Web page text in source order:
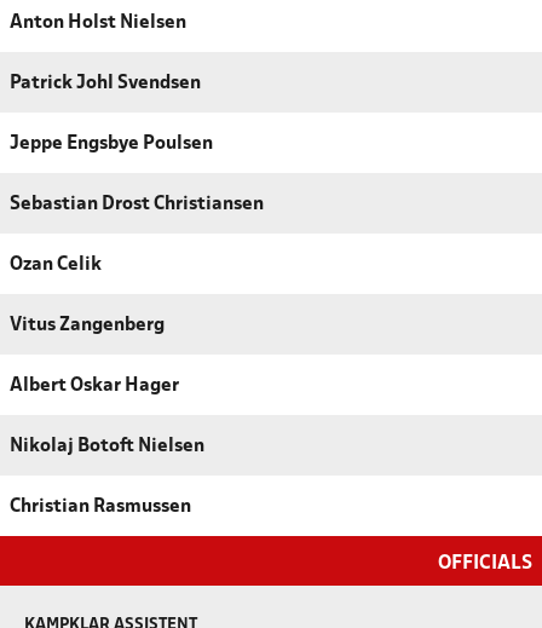
Anton Holst Nielsen
Patrick Johl Svendsen
Jeppe Engsbye Poulsen
Sebastian Drost Christiansen
Ozan Celik
Vitus Zangenberg
Albert Oskar Hager
Nikolaj Botoft Nielsen
Christian Rasmussen
OFFICIALS
KAMPKLAR ASSISTENT